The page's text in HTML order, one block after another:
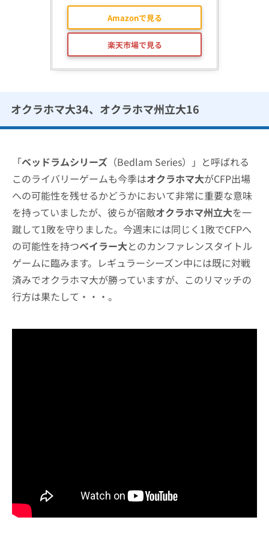
Amazonで見る
楽天市場で見る
オクラホマ大34、オクラホマ州立大16
「ベッドラムシリーズ （Bedlam Series）」と呼ばれる
このライバリーゲームも今季はオクラホマ大がCFP出場
への可能性を残せるかどうかにおいて非常に重要な意味
を持っていましたが、彼らが宿敵オクラホマ州立大を一
蹴して1敗を守りました。今週末には同じく1敗でCFPへ
の可能性を持つベイラー大とのカンファレンスタイトル
ゲームに臨みます。レギュラーシーズン中には既に対戦
済みでオクラホマ大が勝っていますが、このリマッチの
行方は果たして・・・。